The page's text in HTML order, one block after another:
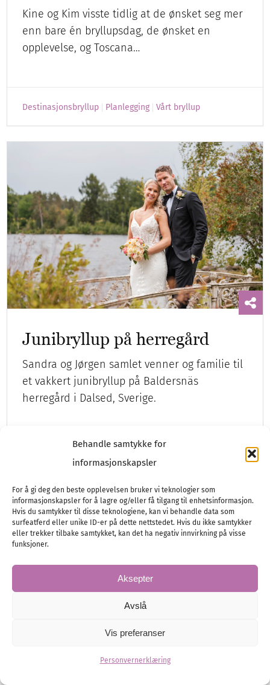
Behandle samtykke for
informasjonskapsler
For å gi deg den beste opplevelsen bruker vi teknologier som
informasjonskapsler for å lagre og/eller få tilgang til enhetsinformasjon.
Hvis du samtykker til disse teknologiene, kan vi behandle data som
surfeatferd eller unike ID-er på dette nettstedet. Hvis du ikke samtykker
eller trekker tilbake samtykket, kan det ha negativ innvirkning på visse
funksjoner.
Aksepter
Avslå
Vis preferanser
Personvernerklæring
Kine og Kim visste tidlig at de ønsket seg mer
enn bare én bryllupsdag, de ønsket en
opplevelse, og Toscana…
Destinasjonsbryllup Planlegging Vårt bryllup
Junibryllup på herregård
Sandra og Jørgen samlet venner og familie til
et vakkert junibryllup på Baldersnäs
herregård i Dalsed, Sverige.
Vårt bryllup